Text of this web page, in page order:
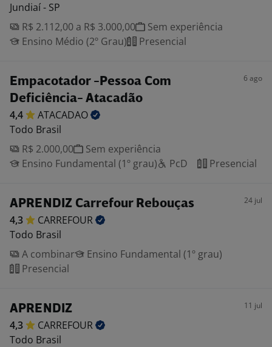
Jundiaí - SP
R$ 2.112,00 a R$ 3.000,00
Sem experiência
Ensino Médio (2º Grau)
Presencial
Empacotador -Pessoa Com
Deficiência- Atacadão
6 ago
4,4
ATACADAO
Todo Brasil
R$ 2.000,00
Sem experiência
Ensino Fundamental (1º grau)
PcD Presencial
APRENDIZ Carrefour Rebouças 24 jul
4,3
CARREFOUR
Todo Brasil
A combinar
Ensino Fundamental (1º grau)
Presencial
APRENDIZ 11 jul
4,3
CARREFOUR
Todo Brasil